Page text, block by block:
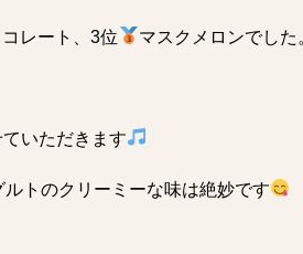
レート、3位 マスクメロンでした
いただきます
トのクリーミーな味は絶妙です